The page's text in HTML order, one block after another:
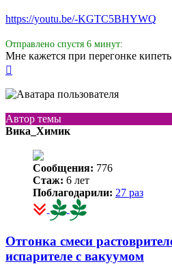
https://youtu.be/-KGTC5BHYWQ
Отправлено спустя 6 минут:
Мне кажется при перегонке
началу
Автор темы
Вика_Химик
Сообщения: 776
Стаж: 6 лет
Поблагодарили: 27 раз
Отгонка смеси
испарителе с вакуумом